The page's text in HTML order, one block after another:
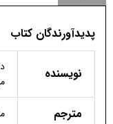
پدیدآورندگان کتاب
نویسنده
مترجم